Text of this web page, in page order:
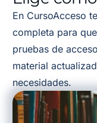
En CursoAcceso
completa para
pruebas de
material
necesidades.